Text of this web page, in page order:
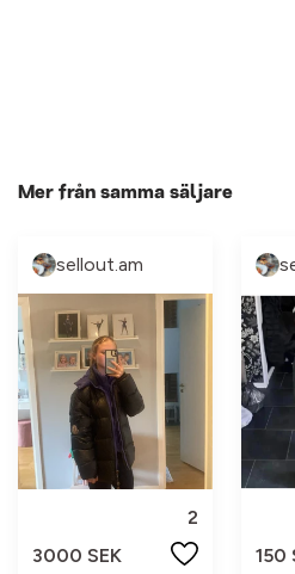
Mer från samma säljare
sellout.am
2
3000 SEK
150